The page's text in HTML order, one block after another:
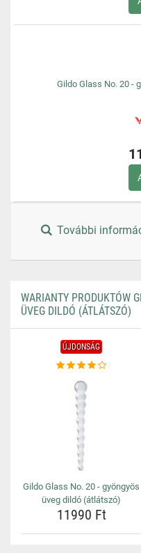
Gildo Glass No. 20 -
További
WARIANTY PRODUKTÓW
ÜVEG DILDÓ (ÁTLÁTSZÓ)
ÚJDONSÁG
Gildo Glass No. 20 - gyöngyös
üveg dildó (átlátszó)
11990 Ft